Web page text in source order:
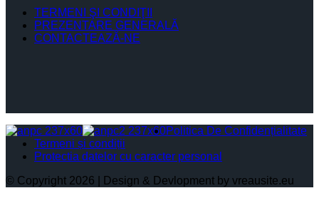
TERMENI ŞI CONDIŢII
PREZENTARE GENERALĂ
CONTACTEAZĂ-NE
Politica De Confidențialitate
Termeni și condiții
Protectia datelor cu caracter personal
© Copyright 2026 | Design & Devlopment by vreausite.eu